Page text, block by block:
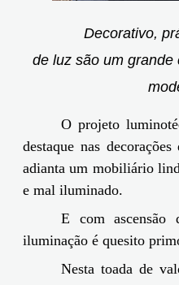
Decorativo,
de luz são um
O projeto
destaque nas
adianta um mobiliário
e mal iluminado.
E com ascensão
iluminação é quesito
Nesta toada de